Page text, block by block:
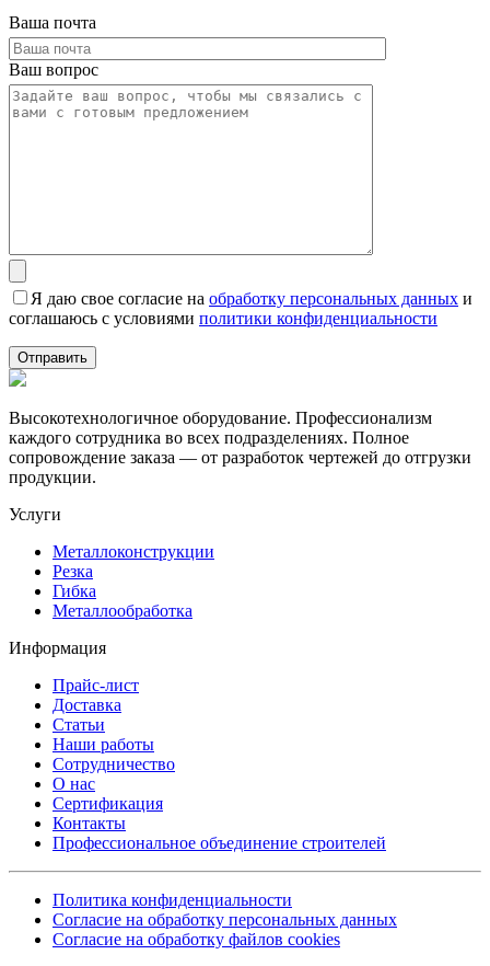
Ваша почта
Ваш вопрос
Я даю свое согласие на обработку персональных данных и
соглашаюсь с условиями политики конфиденциальности
Высокотехнологичное оборудование. Профессионализм
каждого сотрудника во всех подразделениях. Полное
сопровождение заказа — от разработок чертежей до отгрузки
продукции.
Услуги
Металлоконструкции
Резка
Гибка
Металлообработка
Информация
Прайс-лист
Доставка
Статьи
Наши работы
Сотрудничество
О нас
Сертификация
Контакты
Профессиональное объединение строителей
Политика конфиденциальности
Согласие на обработку персональных данных
Согласие на обработку файлов cookies